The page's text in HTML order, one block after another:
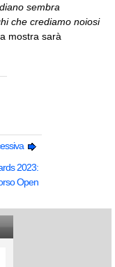
sembra
che crediamo noiosi
mostra sarà
2023:
Open